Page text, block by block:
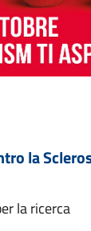
la
la ricerca